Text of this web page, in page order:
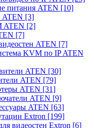
питания ATEN [10]
[3]
ATEN [2]
[7]
ATEN [7]
KVM по IP ATEN
ATEN [30]
ATEN [79]
ATEN [31]
ATEN [9]
ATEN [63]
Extron [199]
видеостен Extron [6]